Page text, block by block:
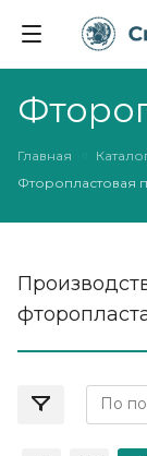
Главная
Фторопластовая